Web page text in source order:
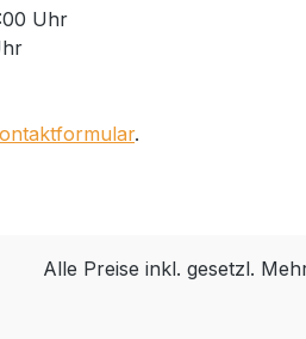
Uhr
.
Alle Preise inkl. gesetzl.